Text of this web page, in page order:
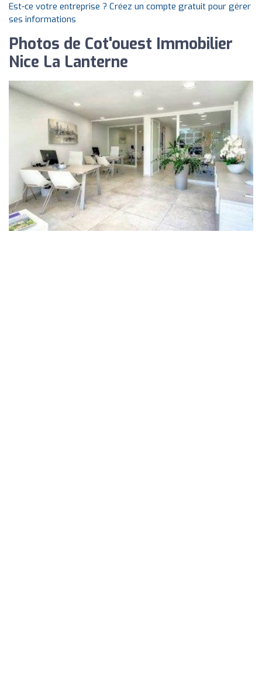
Est-ce votre entreprise ? Créez un compte gratuit pour gérer
ses informations
Photos de Cot'ouest Immobilier
Nice La Lanterne